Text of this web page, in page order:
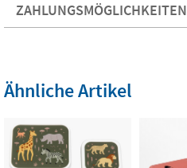
ZAHLUNGSMÖGLICHKEITEN
Ähnliche Artikel